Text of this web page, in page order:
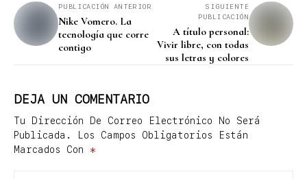
PUBLICACIÓN ANTERIOR
Nike Vomero. La
tecnología que corre
contigo
SIGUIENTE
PUBLICACIÓN
A título personal:
Vivir libre, con todas
sus letras y colores
DEJA UN COMENTARIO
Tu Dirección De Correo Electrónico No Será
Publicada.
Los Campos Obligatorios Están
Marcados Con *